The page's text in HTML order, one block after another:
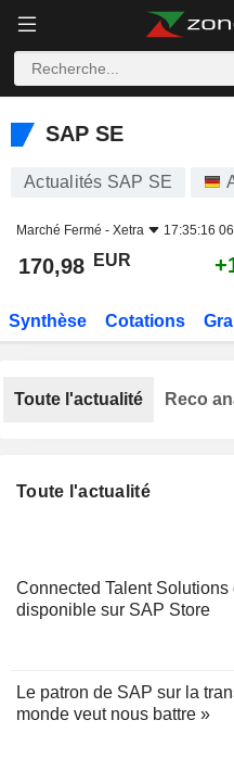
SAP SE
SAP SE
Actualités SAP SE
Marché Fermé - Xetra 17:35:16
170,98 EUR
Synthèse Cotations
Toute l'actualité
Connected Talent
disponible sur SAP Store
Le patron de SAP sur la
monde veut nous battre »
Toute l'actualité Reco